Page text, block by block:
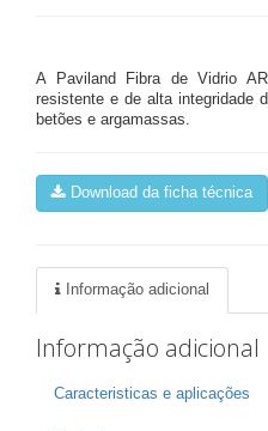
A Paviland Fibra de Vidrio
resistente e de alta integridade
betões e argamassas.
Download da ficha técnica
Informação adicional
Informação adicional
Caracteristicas e aplicações